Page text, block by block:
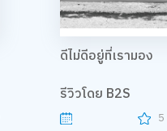
ดีไม่ดีอยู่ที่เรามอง
รีวิวโดย B2S
5